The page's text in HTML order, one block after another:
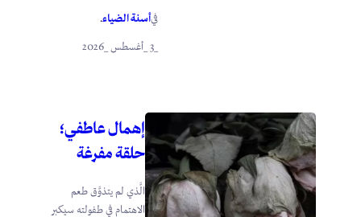
فيأسنة الضياء.
إهمال عاطفي؛
حلقة مفرغة
الَّذي لم يتذوَّق طعم
الاهتمام في طفولته سيكبر